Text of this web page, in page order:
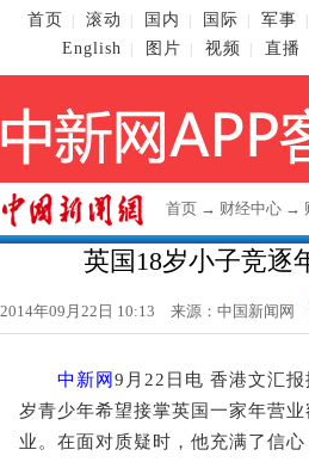
首页 滚动 国内 国际 军事
English
图片 视频 直播
首页 → 财经中心 →
英国18岁小子竞逐
2014年09月22日 10:13 来源： 中国新闻网
中新网 9月22日电 香港文汇
岁青少年希望接掌英国一家年营
业。在面对质疑时，他充满了信